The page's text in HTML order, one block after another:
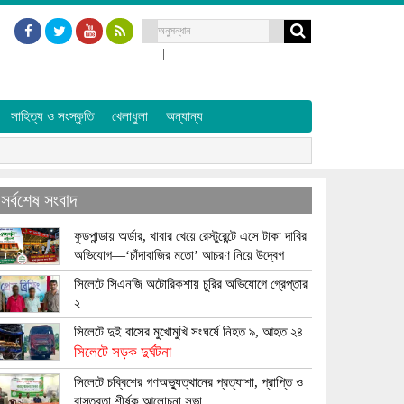
|
সাহিত্য ও সংস্কৃতি খেলাধুলা অন্যান্য
সর্বশেষ সংবাদ
ফুডপান্ডায় অর্ডার, খাবার খেয়ে রেস্টুরেন্টে এসে টাকা দাবির
অভিযোগ—‘চাঁদাবাজির মতো’ আচরণ নিয়ে উদ্বেগ
সিলেটে সিএনজি অটোরিকশায় চুরির অভিযোগে গ্রেপ্তার
২
সিলেটে দুই বাসের মুখোমুখি সংঘর্ষে নিহত ৯, আহত ২৪
সিলেটে সড়ক দুর্ঘটনা
সিলেটে চব্বিশের গণঅভ্যুত্থানের প্রত্যাশা, প্রাপ্তি ও